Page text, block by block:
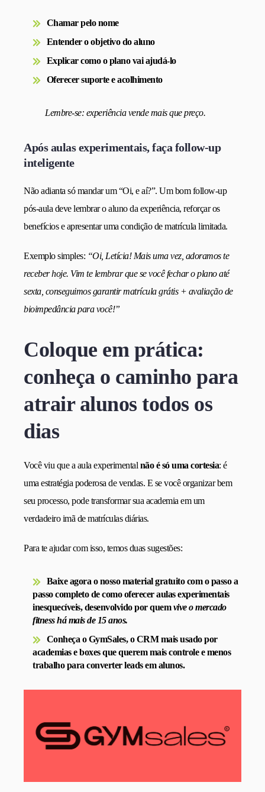
Chamar pelo nome
Entender o objetivo do aluno
Explicar como o plano vai ajudá-lo
Oferecer suporte e acolhimento
Lembre-se: experiência vende mais que preço.
Após aulas experimentais, faça follow-up
inteligente
Não adianta só mandar um “Oi, e aí?”. Um bom follow-up
pós-aula deve lembrar o aluno da experiência, reforçar os
benefícios e apresentar uma condição de matrícula limitada.
Exemplo simples: “Oi, Letícia! Mais uma vez, adoramos te
receber hoje. Vim te lembrar que se você fechar o plano até
sexta, conseguimos garantir matrícula grátis + avaliação de
bioimpedância para você!”
Coloque em prática:
conheça o caminho para
atrair alunos todos os
dias
Você viu que a aula experimental não é só uma cortesia: é
uma estratégia poderosa de vendas. E se você organizar bem
seu processo, pode transformar sua academia em um
verdadeiro imã de matrículas diárias.
Para te ajudar com isso, temos duas sugestões:
Baixe agora o nosso material gratuitocom o passo a
passo completo de como oferecer aulas experimentais
inesquecíveis, desenvolvido por quemvive o mercado
fitness há mais de 15 anos.
Conheça o GymSales, o CRM mais usado por
academias e boxes que querem mais controle e menos
trabalho para converter leads em alunos.